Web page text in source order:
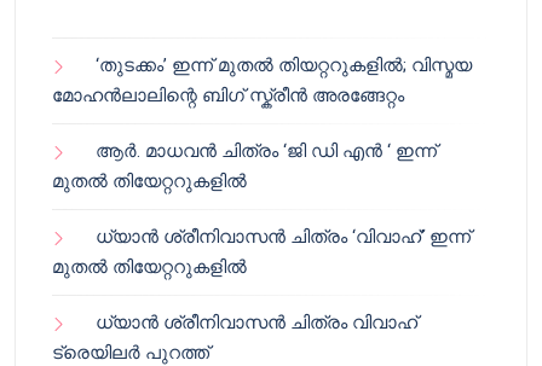
‘തുടക്കം’ ഇന്ന് മുതൽ തിയറ്ററുകളിൽ; വിസ്മയ
മോഹൻലാലിന്റെ ബിഗ് സ്ക്രീൻ അരങ്ങേറ്റം
ആർ. മാധവൻ ചിത്രം ‘ജി ഡി എൻ ‘ ഇന്ന്
മുതൽ തിയേറ്ററുകളിൽ
ധ്യാൻ ശ്രീനിവാസൻ ചിത്രം ‘വിവാഹ്’ ഇന്ന്
മുതൽ തിയേറ്ററുകളിൽ
ധ്യാൻ ശ്രീനിവാസൻ ചിത്രം വിവാഹ്
ട്രെയിലർ പുറത്ത്